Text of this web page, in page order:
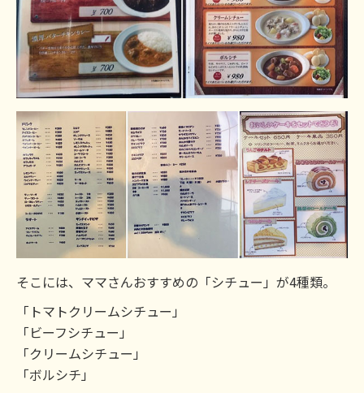
そこには、ママさんおすすめの「シチュー」が4種類。
「トマトクリームシチュー」
「ビーフシチュー」
「クリームシチュー」
「ボルシチ」